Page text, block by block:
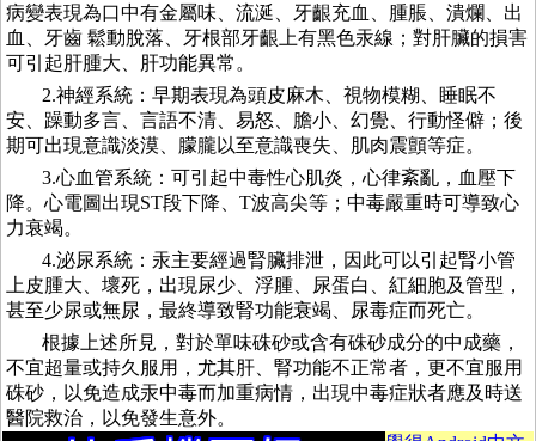
病變表現為口中有金屬味、流涎、牙齦充血、腫脹、潰爛、出
血、牙齒 鬆動脫落、牙根部牙齦上有黑色汞線；對肝臟的損害
可引起肝腫大、肝功能異常。
2.神經系統：早期表現為頭皮麻木、視物模糊、睡眠不
安、躁動多言、言語不清、易怒、膽小、幻覺、行動怪僻；後
期可出現意識淡漠、朦朧以至意識喪失、肌肉震顫等症。
3.心血管系統：可引起中毒性心肌炎，心律紊亂，血壓下
降。心電圖出現ST段下降、T波高尖等；中毒嚴重時可導致心
力衰竭。
4.泌尿系統：汞主要經過腎臟排泄，因此可以引起腎小管
上皮腫大、壞死，出現尿少、浮腫、尿蛋白、紅細胞及管型，
甚至少尿或無尿，最終導致腎功能衰竭、尿毒症而死亡。
根據上述所見，對於單味硃砂或含有硃砂成分的中成藥，
不宜超量或持久服用，尤其肝、腎功能不正常者，更不宜服用
硃砂，以免造成汞中毒而加重病情，出現中毒症狀者應及時送
醫院救治，以免發生意外。